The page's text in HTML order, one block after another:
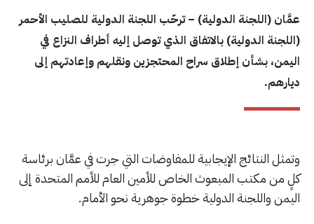
عمَّان (اللجنة الدولية) –ترحّب اللجنة الدولية للصليب الأحمر
(اللجنة الدولية) بالاتفاق الذي توصل إليه أطراف النزاع في
اليمن، بشأن إطلاق سراح المحتجزين ونقلهم وإعادتهم إلى
ديارهم.
وتمثل النتائج الإيجابية للمفاوضات التي جرت في عمَّان برئاسة
كلٍ من مكتب المبعوث الخاص للأمين العام للأمم المتحدة إلى
اليمن واللجنة الدولية خطوة جوهرية نحو الأمام.